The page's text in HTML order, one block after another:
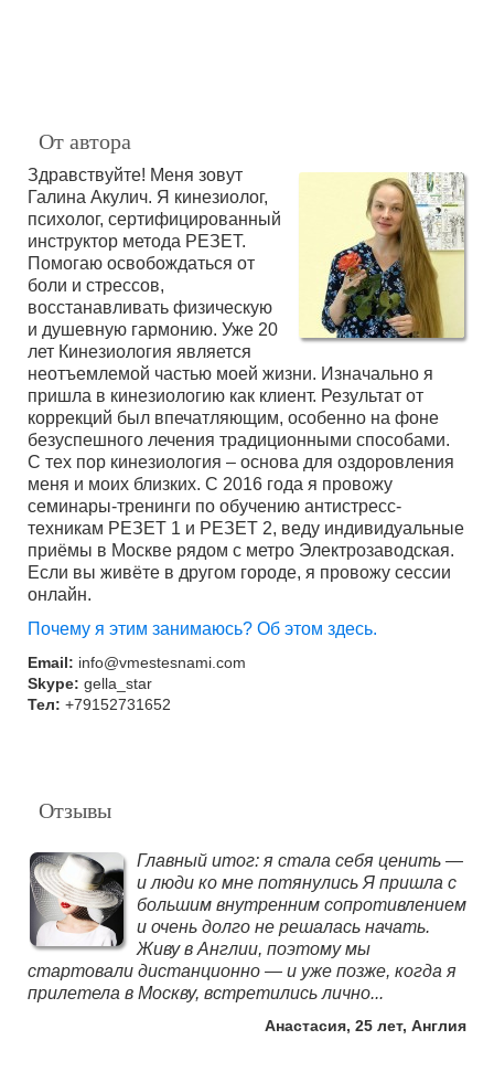
От автора
Здравствуйте! Меня зовут
Галина Акулич. Я кинезиолог,
психолог, сертифицированный
инструктор метода РЕЗЕТ.
Помогаю освобождаться от
боли и стрессов,
восстанавливать физическую
и душевную гармонию. Уже 20
лет Кинезиология является
неотъемлемой частью моей жизни. Изначально я
пришла в кинезиологию как клиент. Результат от
коррекций был впечатляющим, особенно на фоне
безуспешного лечения традиционными способами.
С тех пор кинезиология – основа для оздоровления
меня и моих близких. С 2016 года я провожу
семинары-тренинги по обучению антистресс-
техникам РЕЗЕТ 1 и РЕЗЕТ 2, веду индивидуальные
приёмы в Москве рядом с метро Электрозаводская.
Если вы живёте в другом городе, я провожу сессии
онлайн.
Почему я этим занимаюсь? Об этом здесь.
Email: info@vmestesnami.com
Skype: gella_star
Тел: +79152731652
Отзывы
Главный итог: я стала себя ценить —
и люди ко мне потянулись Я пришла с
большим внутренним сопротивлением
и очень долго не решалась начать.
Живу в Англии, поэтому мы
стартовали дистанционно — и уже позже, когда я
прилетела в Москву, встретились лично...
Анастасия, 25 лет, Англия